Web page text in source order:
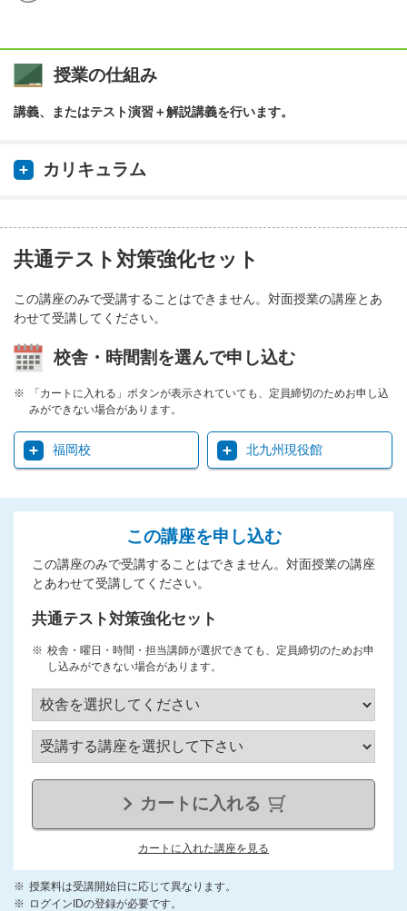
授業の仕組み
講義、またはテスト演習＋解説講義を行います。
カリキュラム
共通テスト対策強化セット
この講座のみで受講することはできません。対面授業の講座とあ
わせて受講してください。
校舎・時間割を選んで申し込む
「カートに入れる」ボタンが表示されていても、定員締切のためお申し込
みができない場合があります。
福岡校 北九州現役館
この講座を申し込む
この講座のみで受講することはできません。対面授業の講座
とあわせて受講してください。
共通テスト対策強化セット
校舎・曜日・時間・担当講師が選択できても、定員締切のためお申
し込みができない場合があります。
カートに入れる
カートに入れた講座を見る
授業料は受講開始日に応じて異なります。
ログインIDの登録が必要です。